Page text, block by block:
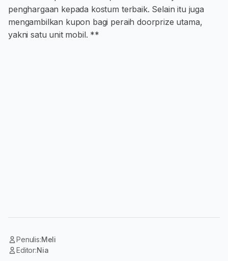
penghargaan kepada kostum terbaik. Selain itu juga
mengambilkan kupon bagi peraih doorprize utama,
yakni satu unit mobil. **
Penulis:Meli
Editor:Nia